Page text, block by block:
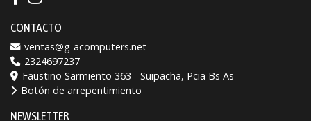
CONTACTO
ventas@g-acomputers.net
2324697237
Faustino Sarmiento 363 - Suipacha, Pcia Bs As
Botón de arrepentimiento
NEWSLETTER